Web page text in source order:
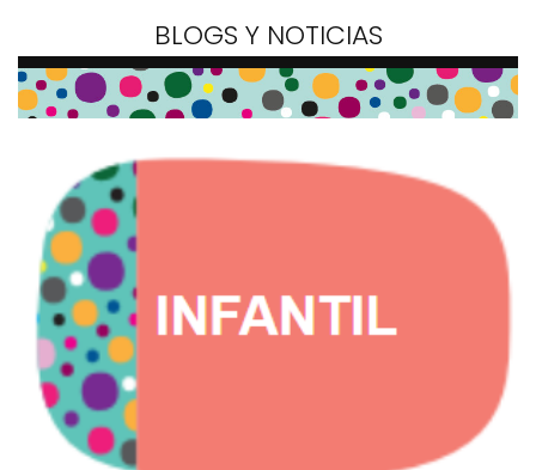
BLOGS Y NOTICIAS